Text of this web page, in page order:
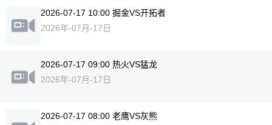
2026-07-17 10:00 掘金VS开拓者
2026年-07月-17日
2026-07-17 09:00 热火VS猛龙
2026年-07月-17日
2026-07-17 08:00 老鹰VS灰熊